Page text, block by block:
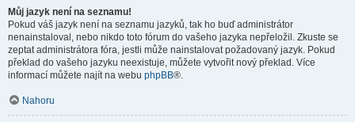
Můj jazyk není na seznamu!
Pokud váš jazyk není na seznamu jazyků, tak ho buď administrátor
nenainstaloval, nebo nikdo toto fórum do vašeho jazyka nepřeložil. Zkuste se
zeptat administrátora fóra, jestli může nainstalovat požadovaný jazyk. Pokud
překlad do vašeho jazyku neexistuje, můžete vytvořit nový překlad. Více
informací můžete najít na webu phpBB®.
Nahoru